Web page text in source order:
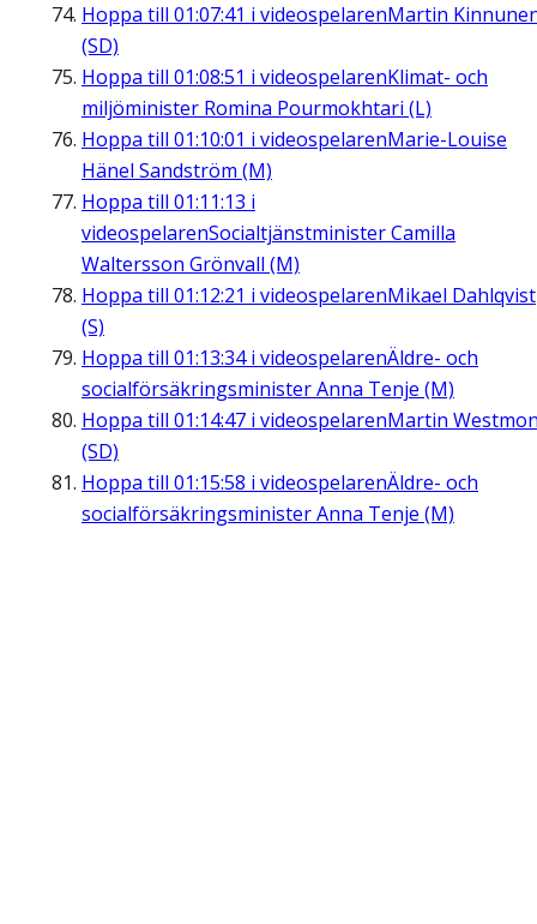
Hoppa till 01:07:41 i videospelarenMartin
(SD)
Hoppa till 01:08:51 i videospelarenKlimat- och
miljöminister Romina Pourmokhtari (L)
Hoppa till 01:10:01 i videospelarenMarie-Louise
Hänel Sandström (M)
Hoppa till 01:11:13 i
videospelarenSocialtjänstminister Camilla
Waltersson Grönvall (M)
Hoppa till 01:12:21 i videospelarenMikael Dahlqvist
(S)
Hoppa till 01:13:34i videospelarenÄldre- och
socialförsäkringsminister Anna Tenje (M)
Hoppa till 01:14:47 i videospelarenMartin
(SD)
Hoppa till 01:15:58 i videospelarenÄldre- och
socialförsäkringsminister Anna Tenje (M)